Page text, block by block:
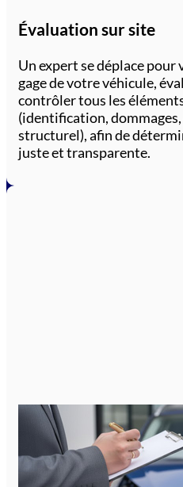
Évaluation sur site
Un expert se déplace
gage de votre véhicule,
contrôler tous les
(identification,
structurel), afin de
juste et transparente.